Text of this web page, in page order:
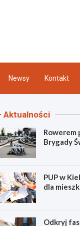
Newsy Kontakt
Aktualności
Rowerem
Brygady
PUP w
dla
Odkryj